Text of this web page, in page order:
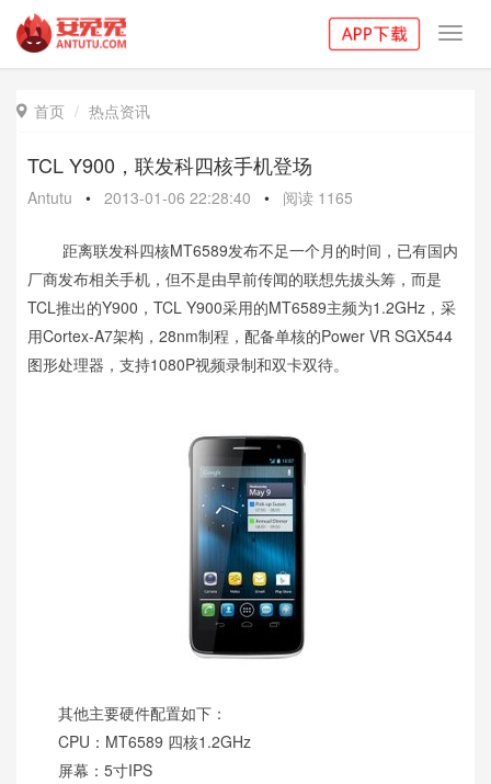
 首页 热点资讯
TCL Y900，联发科四核手机登场
Antutu • 2013-01-06 22:28:40 • 阅读 1165
距离联发科四核MT6589发布不足一个月的时间，已有国内
厂商发布相关手机，但不是由早前传闻的联想先拔头筹，而是
TCL推出的Y900，TCL Y900采用的MT6589主频为1.2GHz，采
用Cortex-A7架构，28nm制程，配备单核的Power VR SGX544
图形处理器，支持1080P视频录制和双卡双待。
其他主要硬件配置如下：
CPU：MT6589 四核1.2GHz
屏幕：5寸IPS